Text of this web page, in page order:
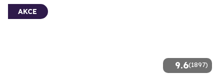
9.6(1897)
AKCE